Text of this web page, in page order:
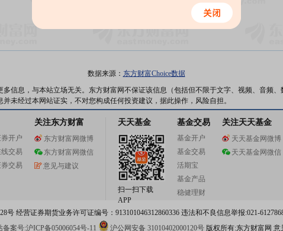
数据来源： 东方财富Choice数据
信息，与本站立场无关。东方财富网不保证该信息（包括但不限于文字、视频、音频
未经过本网站证实，不对您构成任何投资建议，据此操作，风险自担。
开户
交易
交易
关注东方财富
东方财富网微博
东方财富网微信
意见与建议
天天基金
扫一扫下载
APP
基金交易
基金开户
基金交易
活期宝
基金产品
稳健理财
关注天天基金
天天基金网微博
天天基金网微信
号 经营证券期货业务许可证编号：913101046312860336 违法和不良信息举报:021-
备案号:沪ICP备05006054号-11 沪公网安备 31010402000120号版权所有:东方财富网 意